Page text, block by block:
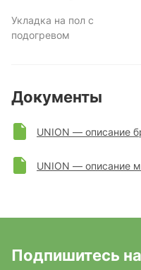
Укладка на пол с
подогревом
Документы
UNION — описание
UNION — описание
Подпишитесь